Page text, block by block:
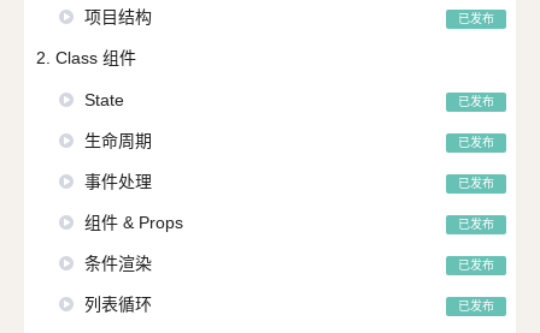
项目结构 已发布
2. Class 组件
State 已发布
生命周期 已发布
事件处理 已发布
组件 & Props 已发布
条件渲染 已发布
列表循环 已发布